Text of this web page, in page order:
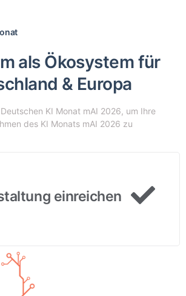
als Ökosystem für
& Europa
KI Monat mAI 2026, um Ihre
des KI Monats mAI 2026 zu
einreichen